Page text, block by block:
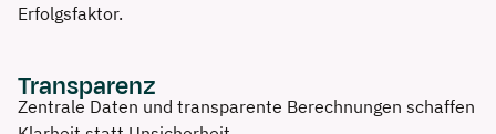
Erfolgsfaktor.
Transparenz
Zentrale Daten und transparente Berechnungen schaffen